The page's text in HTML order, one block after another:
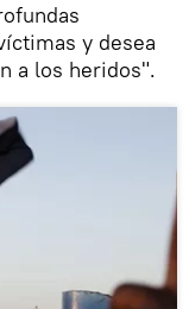
y desea
a los heridos".